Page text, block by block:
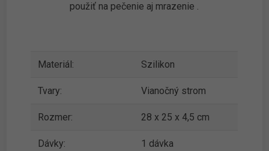
použiť na pečenie aj mrazenie .
Materiál: Szilikon
Tvary: Vianočný strom
Rozmer: 28 x 25 x 4,5 cm
Dávky: 1 dávka